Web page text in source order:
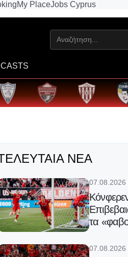
My PlaceJobs Cyprus
ΝΈΑ
07.08.2026
τα
07.08.2026